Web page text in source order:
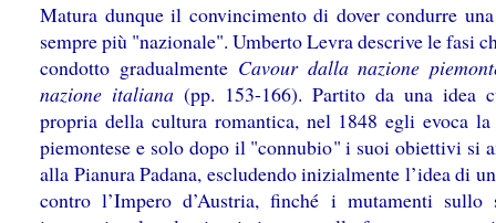
Matura dunque il convincimento di dover condurre
sempre più "nazionale". Umberto Levra descrive le fasi
condotto gradualmente Cavour dalla nazione
nazione italiana (pp. 153-166). Partito da una idea
propria della cultura romantica, nel 1848 egli evoca la
piemontese e solo dopo il "connubio" i suoi obiettivi si
alla Pianura Padana, escludendo inizialmente l’idea di
contro l’Impero d’Austria, finché i mutamenti sullo